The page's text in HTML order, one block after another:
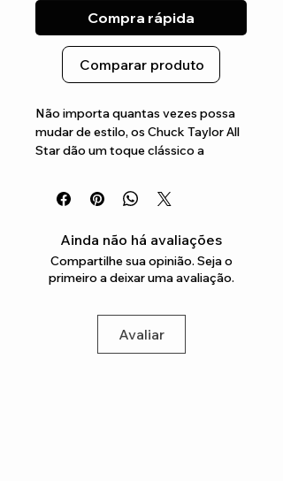
Compra rápida
Comparar produto
Não importa quantas vezes possa
mudar de estilo, os Chuck Taylor All
Star dão um toque clássico a
tecido em lona, um bom
amortecimento para um melhor
Ainda não há avaliações
Compartilhe sua opinião. Seja o
primeiro a deixar uma avaliação.
Avaliar